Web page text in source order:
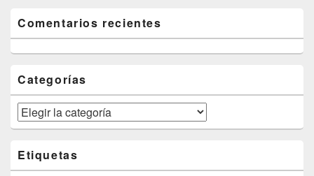
Comentarios recientes
Categorías
Categorías
Etiquetas